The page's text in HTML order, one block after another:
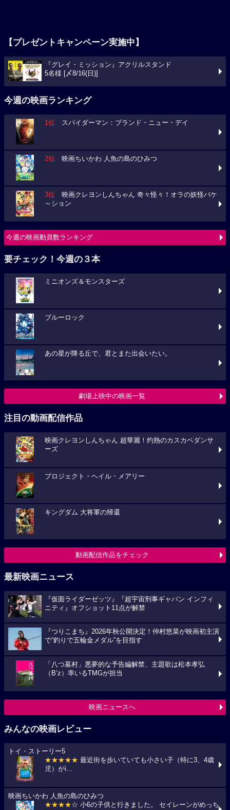
【プレゼントキャンペーン実施中】
『グレイ・ミッション』アクリルスタンド
5名様 [〆8/16(日)]
今週の映画ランキング
1位 スパイダーマン：ブランド・ニュー・デイ
2位 映画ちいかわ 人魚の島のひみつ
3位 映画クレヨンしんちゃん 奇々怪々！オラの妖怪バケ
～ション
今週の映画動員数ランキング
要チェック！今週の３本
ミニオンズ＆モンスターズ
ブルーロック
あの星が降る丘で、君とまた出会いたい。
劇場上映中の映画一覧
注目の動画配信作品
映画クレヨンしんちゃん 超華麗！灼熱のカスカベダンサ
ーズ
プロジェクト・ヘイル・メアリー
キングダム 大将軍の帰還
動画配信作品をチェック
最新映画ニュース
『仮面ライダーゼッツ』『超宇宙刑事ギャバン インフィ
ニティ』オフショット11点が解禁
『つりこまち』2026年秋公開決定！仲村悠菜が映画初主演
で“釣りで五輪金メダル”を目指す
「八つ墓村」悪夢的な予告編解禁、主題歌は松本孝弘
（B’z）率いるTMGが担当
映画ニュースへ
みんなの映画レビュー
トイ・ストーリー5
★★★★★ 最近街を歩いていても小さい子（特に3、4歳
児）がi...
映画ちいかわ 人魚の島のひみつ
★★★★☆ 小6の子供と行きました。 セイレーンがめっち